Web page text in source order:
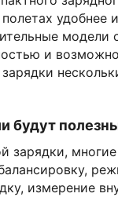
удобнее
модели
и
будут
зарядки, многие
измерение